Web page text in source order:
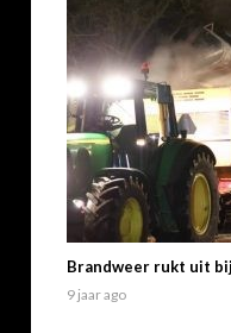
Brandweer rukt uit
9 jaar ago